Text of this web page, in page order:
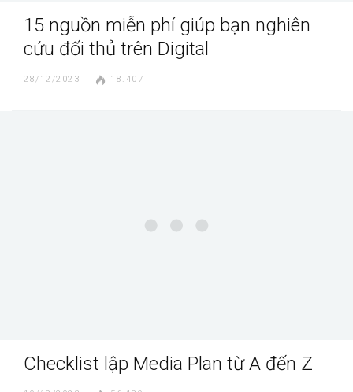
15 nguồn miễn phí giúp bạn nghiên
cứu đối thủ trên Digital
28/12/2023 18.407
Checklist lập Media Plan từ A đến Z